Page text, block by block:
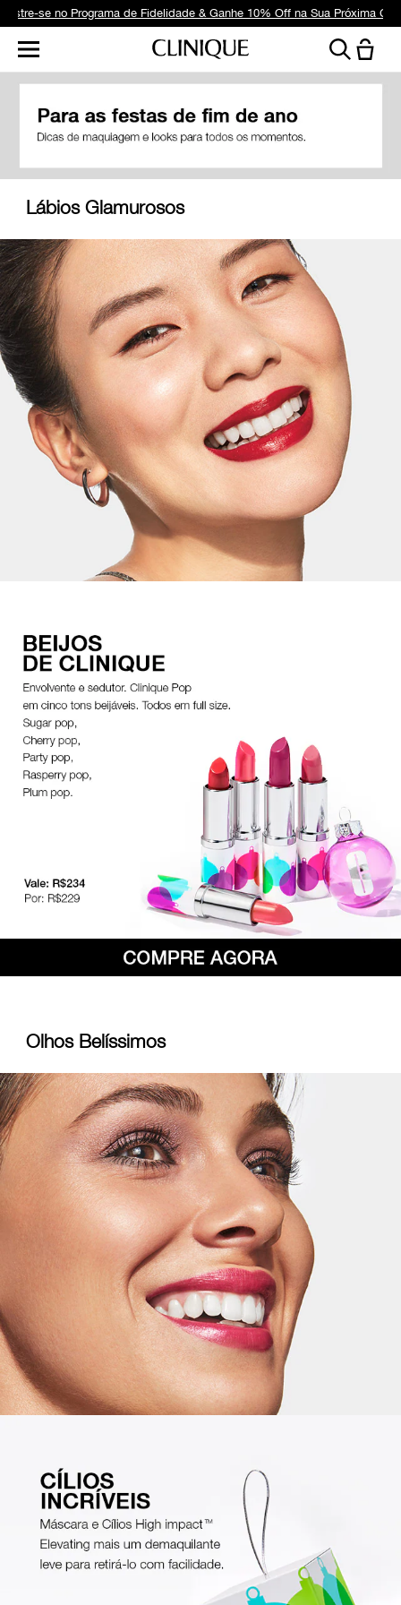
se no Programa de Fidelidade & Ganhe 10% Off na Sua Próxima
Lábios Glamurosos
Olhos Belíssimos